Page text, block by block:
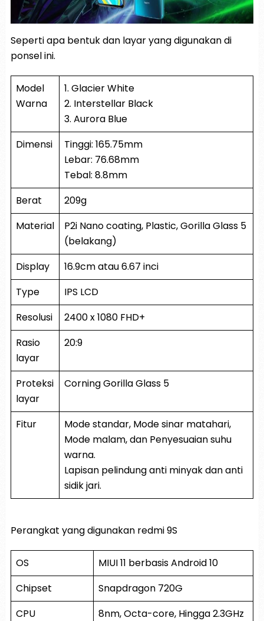
Seperti apa bentuk dan layar yang digunakan di
ponsel ini.
Model
Warna
1. Glacier White
2. Interstellar Black
3. Aurora Blue
Dimensi
Tinggi: 165.75mm
Lebar: 76.68mm
Tebal: 8.8mm
Berat
209g
Material
P2i Nano coating, Plastic, Gorilla Glass 5
(belakang)
Display
16.9cm atau 6.67 inci
Type
IPS LCD
Resolusi
2400 x 1080 FHD+
Rasio
layar
20:9
Proteksi
layar
Corning Gorilla Glass 5
Fitur
Mode standar, Mode sinar matahari,
Mode malam, dan Penyesuaian suhu
warna.
Lapisan pelindung anti minyak dan anti
sidik jari.
Perangkat yang digunakan redmi 9S
OS
MIUI 11 berbasis Android 10
Chipset
Snapdragon 720G
CPU
8nm, Octa-core, Hingga 2.3GHz